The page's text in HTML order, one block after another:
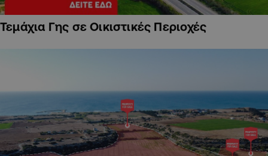
Τεμάχια Γης σε Οικιστικές Περιοχές